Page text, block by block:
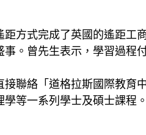
方式完成了英國的遙距工
。曾先生表示，學習過程
聯絡「道格拉斯國際教育
等一系列學士及碩士課程。